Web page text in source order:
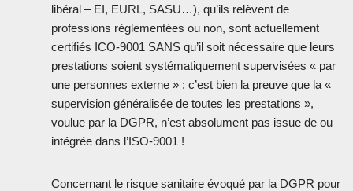
libéral – EI, EURL, SASU…), qu’ils relèvent de
professions règlementées ou non, sont actuellement
certifiés ICO-9001 SANS qu’il soit nécessaire que leurs
prestations soient systématiquement supervisées « par
une personnes externe » : c’est bien la preuve que la «
supervision généralisée de toutes les prestations »,
voulue par la DGPR, n’est absolument pas issue de ou
intégrée dans l’ISO-9001 !
Concernant le risque sanitaire évoqué par la DGPR pour